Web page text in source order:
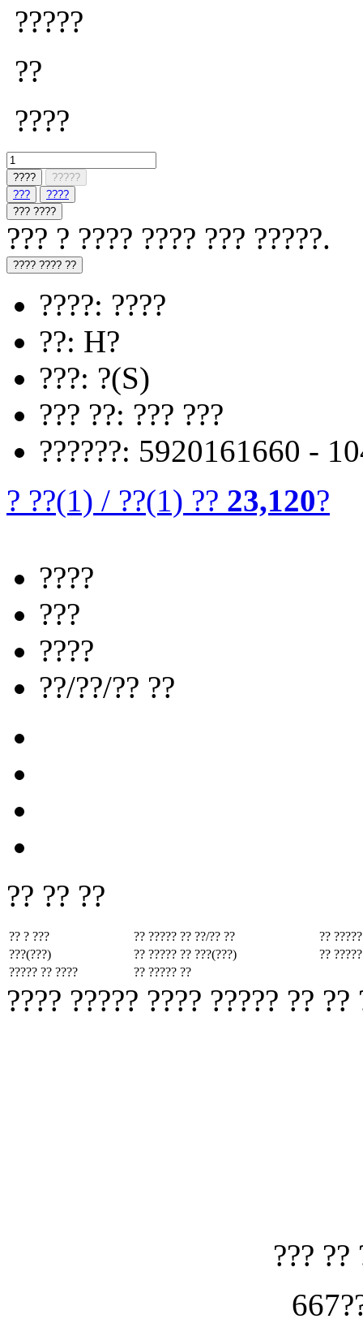
?????
??
????
????
?????
???
????
??? ????
??? ? ???? ???? ??? ?????.
???? ???? ??
????: ????
??: H?
???: ?(S)
??? ??: ??? ???
??????: 5920161660 -
? ??(1) / ??(1) ?? 23,120?
????
???
????
??/??/?? ??
?? ?? ??
?? ? ??? ?? ????? ?? ??/?? ??
??
???(???)
?? ????? ?? ???(???)
??
????? ?? ????
?? ????? ??
???? ????? ???? ????? ??
??? ??